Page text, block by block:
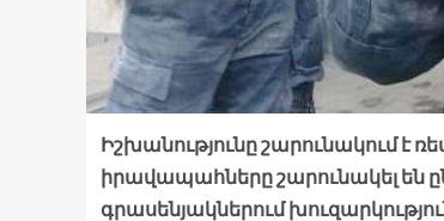
Իշխանությունը շարունակում է
իրավապահները շարունակել են
գրասենյակներում